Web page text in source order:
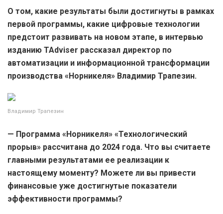
О том, какие результаты были достигнуты в рамках
первой программы, какие цифровые технологии
предстоит развивать на новом этапе, в интервью
изданию TAdviser рассказал директор по
автоматизации и информационной трансформации
производства «Норникеля» Владимир Трапезин.
Владимир Трапезин
— Программа «Норникеля» «Технологический
прорыв» рассчитана до 2024 года. Что вы считаете
главными результатами ее реализации к
настоящему моменту? Можете ли вы привести
финансовые уже достигнутые показатели
эффективности программы?